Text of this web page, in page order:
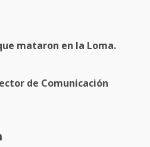
mataron en la Loma.
de Comunicación